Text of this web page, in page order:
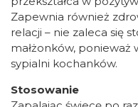
Zapewnia również
relacji – nie zaleca się
małżonków, ponieważ
sypialni kochanków.
Stosowanie